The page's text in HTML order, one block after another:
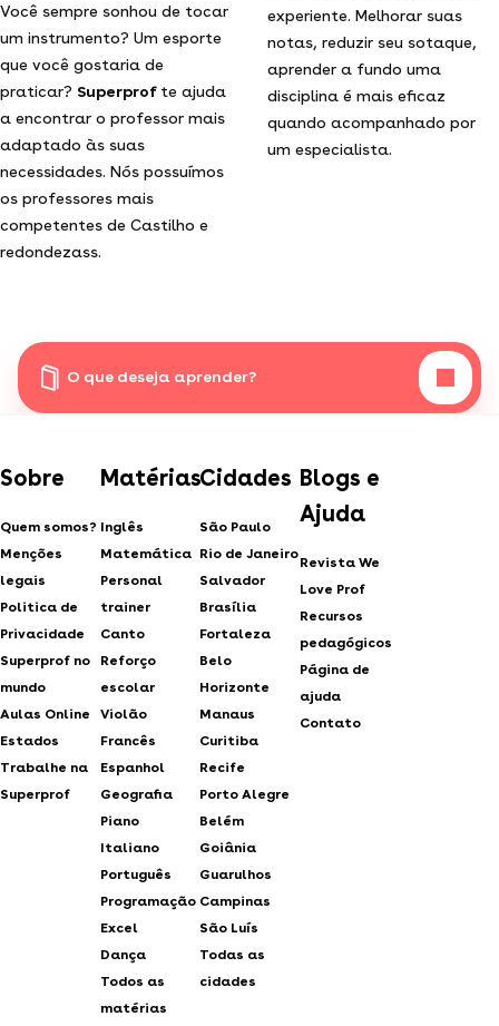
Você sempre sonhou de tocar
um instrumento? Um esporte
que você gostaria de
praticar? Superprof te ajuda
a encontrar o professor mais
adaptado às suas
necessidades. Nós possuímos
os professores mais
competentes de Castilho e
redondezass.
experiente. Melhorar suas
notas, reduzir seu sotaque,
aprender a fundo uma
disciplina é mais eficaz
quando acompanhado por
um especialista.
O que deseja aprender?
Sobre
Quem somos?
Menções
legais
Politica de
Privacidade
Superprof no
mundo
Aulas Online
Estados
Trabalhe na
Superprof
Matérias
Inglês
Matemática
Personal
trainer
Canto
Reforço
escolar
Violão
Francês
Espanhol
Geografia
Piano
Italiano
Português
Programação
Excel
Dança
Todos as
matérias
Cidades
São Paulo
Rio de Janeiro
Salvador
Brasília
Fortaleza
Belo
Horizonte
Manaus
Curitiba
Recife
Porto Alegre
Belém
Goiânia
Guarulhos
Campinas
São Luís
Todas as
cidades
Blogs e
Ajuda
Revista We
Love Prof
Recursos
pedagógicos
Página de
ajuda
Contato